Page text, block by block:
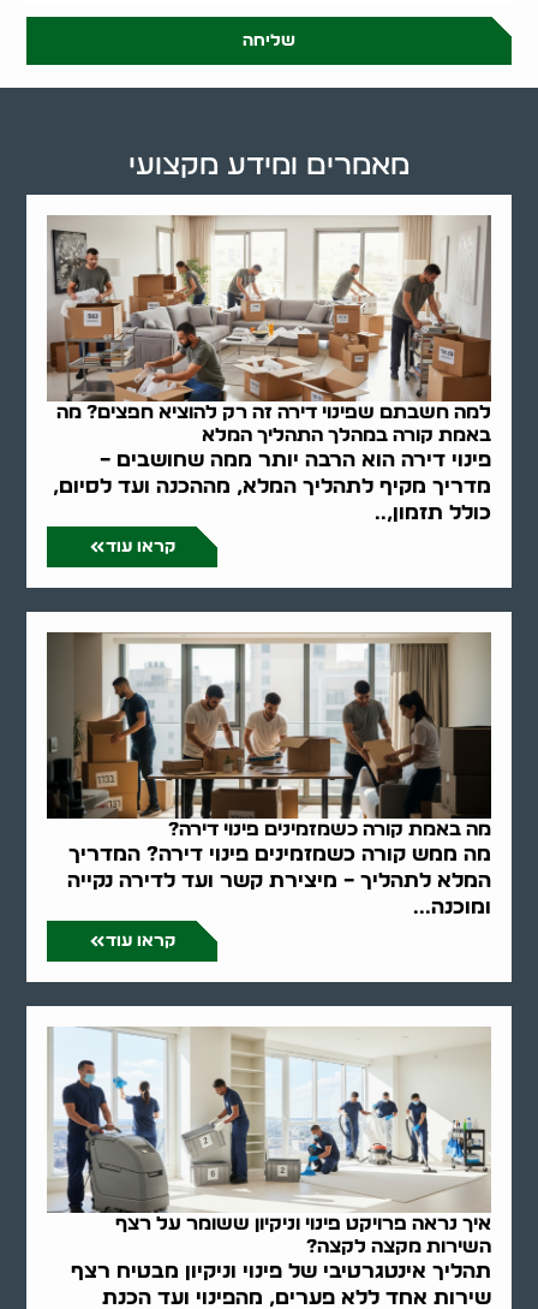
שליחה
למה חשבתם שפינוי דירה זה רק להוציא חפצים? מה
באמת קורה במהלך התהליך המלא
פינוי דירה הוא הרבה יותר ממה שחושבים –
מדריך מקיף לתהליך המלא, מההכנה ועד לסיום,
כולל תזמון,..
קראו עוד
מה באמת קורה כשמזמינים פינוי דירה?
מה ממש קורה כשמזמינים פינוי דירה? המדריך
המלא לתהליך – מיצירת קשר ועד לדירה נקייה
ומוכנה...
קראו עוד
איך נראה פרויקט פינוי וניקיון ששומר על רצף
השירות מקצה לקצה?
תהליך אינטגרטיבי של פינוי וניקיון מבטיח רצף
שירות אחד ללא פערים, מהפינוי ועד הכנת
מאמרים ומידע מקצועי